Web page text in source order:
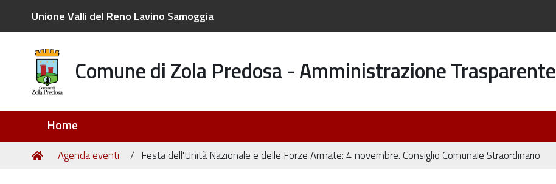
Unione Valli del Reno Lavino Samoggia
Comune di Zola Predosa - Amministrazione Trasparente
Home
Tu
Home
Agenda eventi Festa dell'Unità Nazionale e delle Forze Armate: 4 novembre. Consiglio Comunale Straordinario